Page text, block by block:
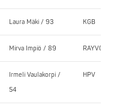
Laura Mäki / 93 KGB
Mirva Impiö / 89 RAYVO
Irmeli Vaulakorpi /
54
HPV